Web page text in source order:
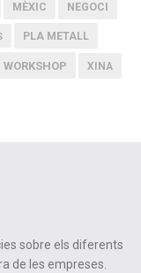
MÈXIC NEGOCI
PLA METALL
WORKSHOP XINA
sobre els diferents
de les empreses.